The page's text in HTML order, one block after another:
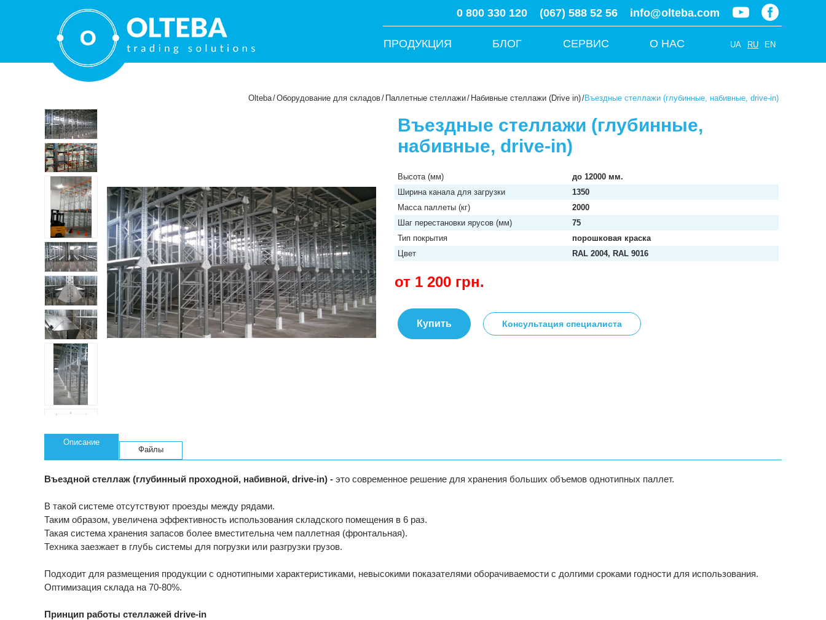
0 800 330 120 (067) 588 52 56 info@olteba.com
ПРОДУКЦИЯ БЛОГ СЕРВИС О НАС UA RU EN
Olteba/Оборудование для складов/ Паллетные стеллажи/ Набивные стеллажи (Drive in)/Въездные стеллажи (глубинные, набивные, drive-in)
Въездные стеллажи (глубинные,
набивные, drive-in)
Высота (мм)
до 12000 мм.
Ширина канала для загрузки
1350
Масса паллеты (кг)
2000
Шаг перестановки ярусов (мм)
75
Тип покрытия
порошковая краска
Цвет
RAL 2004, RAL 9016
от 1 200 грн.
Купить Консультация специалиста
Описание
Файлы
Въездной стеллаж (глубинный проходной, набивной, drive-in) - это современное решение для хранения больших объемов однотипных паллет.
В такой системе отсутствуют проезды между рядами.
Таким образом, увеличена эффективность использования складского помещения в 6 раз.
Такая система хранения запасов более вместительна чем паллетная (фронтальная).
Техника заезжает в глубь системы для погрузки или разгрузки грузов.
Подходит для размещения продукции с однотипными характеристиками, невысокими показателями оборачиваемости с долгими сроками годности для использования.
Оптимизация склада на 70-80%.
Принцип работы стеллажей drive-in